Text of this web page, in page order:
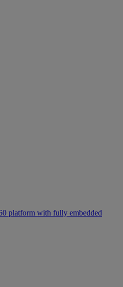
platform with fully embedded